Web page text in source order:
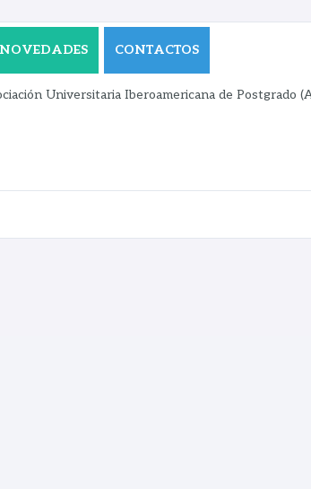
NOVEDADES CONTACTOS
Universitaria Iberoamericana de Postgrado